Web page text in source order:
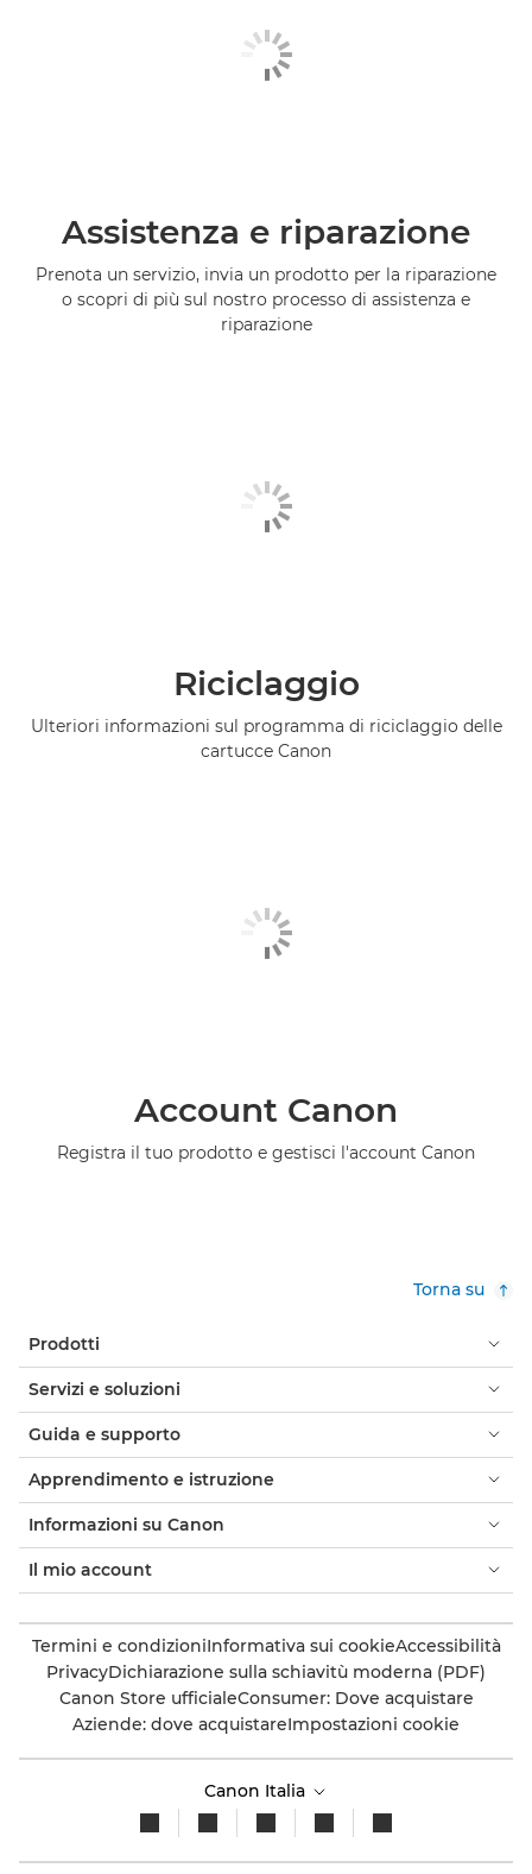
Assistenza e riparazione
Prenota un servizio, invia un prodotto per la riparazione
o scopri di più sul nostro processo di assistenza e
riparazione
Riciclaggio
Ulteriori informazioni sul programma di riciclaggio delle
cartucce Canon
Account Canon
Registra il tuo prodotto e gestisci l'account Canon
Torna su
Prodotti
Servizi e soluzioni
Guida e supporto
Apprendimento e istruzione
Informazioni su Canon
Il mio account
Termini e condizioniInformativa sui cookieAccessibilità
PrivacyDichiarazione sulla schiavitù moderna (PDF)
Canon Store ufficialeConsumer: Dove acquistare
Aziende: dove acquistareImpostazioni cookie
Canon Italia